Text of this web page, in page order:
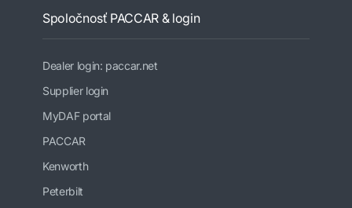
Spoločnosť PACCAR & login
Dealer login: paccar.net
Supplier login
MyDAF portal
PACCAR
Kenworth
Peterbilt